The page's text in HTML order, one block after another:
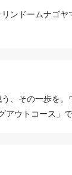
ンドームナゴヤ
、その一歩を。
アウトコース」